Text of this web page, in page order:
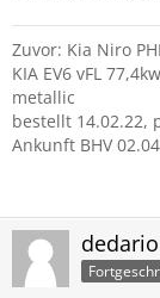
Zuvor: Kia Niro
KIA EV6 vFL
metallic
bestellt 14.02.22,
Ankunft BHV
dedario